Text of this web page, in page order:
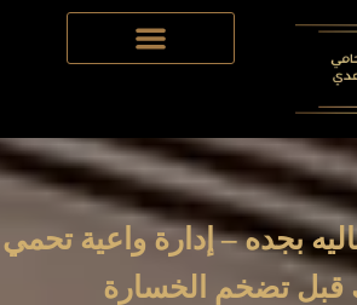
بجده – إدارة واعية تحمي
تضخم الخسارة